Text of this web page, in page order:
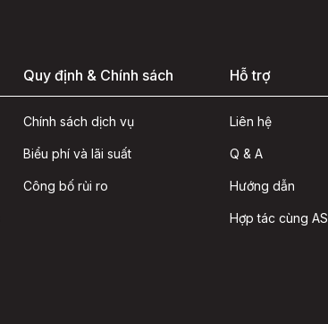
Quy định & Chính sách
Chính sách dịch vụ
Biểu phí và lãi suất
Công bố rủi ro
Hỗ trợ
Liên hệ
Q & A
Hướng dẫn
Hợp tác cùng